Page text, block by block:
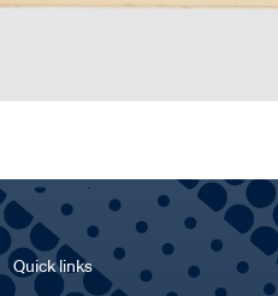
Quick links